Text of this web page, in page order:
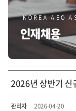
KOREA AEO
인재채용
2026년 상반기 신
관리자 2026-04-20